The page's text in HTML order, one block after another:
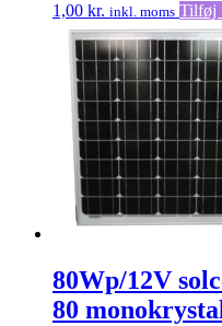
1,00 kr. inkl. moms Tilføj
80Wp/12V
80